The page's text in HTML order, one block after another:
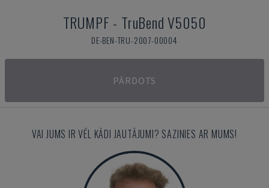
TRUMPF - TruBend V5050
DE-BEN-TRU-2007-00004
PĀRDOTS
VAI JUMS IR VĒL KĀDI JAUTĀJUMI? SAZINIES AR MUMS!